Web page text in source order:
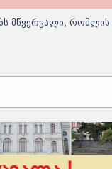
მწვერვალი,